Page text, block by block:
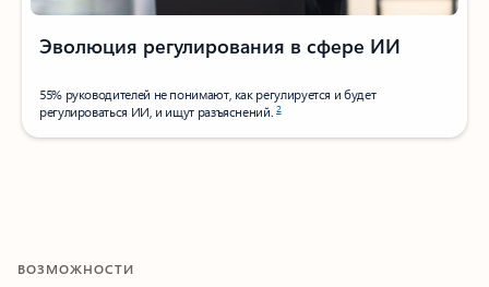
Эволюция регулирования в сфере ИИ
55% руководителей не понимают, как регулируется и будет
регулироваться ИИ, и ищут разъяснений. 2
ВОЗМОЖНОСТИ